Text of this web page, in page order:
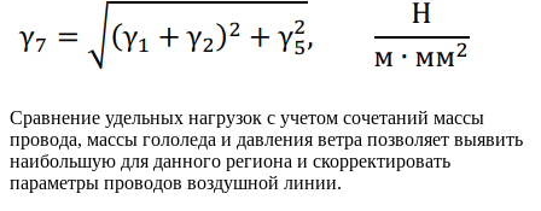
Сравнение удельных нагрузок с учетом сочетаний массы
провода, массы гололеда и давления ветра позволяет выявить
наибольшую для данного региона и скорректировать
параметры проводов воздушной линии.